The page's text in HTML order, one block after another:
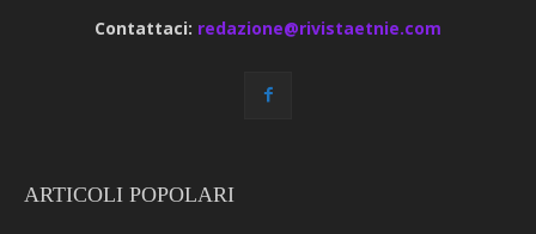
Contattaci: redazione@rivistaetnie.com
ARTICOLI POPOLARI